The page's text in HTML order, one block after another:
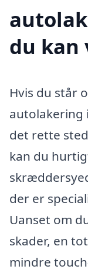
du kan
Hvis du står
autolakering
det rette
kan du
der er
Uanset om
skader, en
mindre